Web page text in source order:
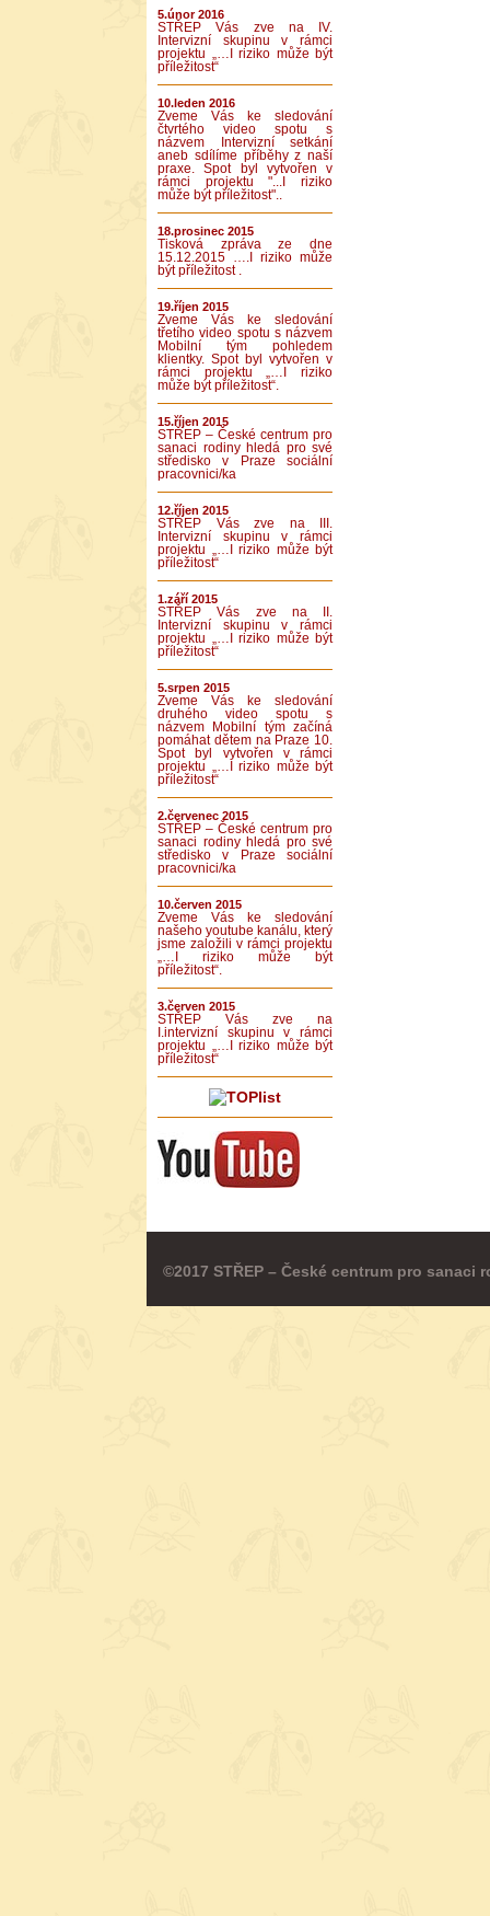
5.únor 2016
STŘEP Vás zve na IV.
Intervizní skupinu v rámci
projektu „…I riziko může být
příležitost“
10.leden 2016
Zveme Vás ke sledování
čtvrtého video spotu s
názvem Intervizní setkání
aneb sdílíme příběhy z naší
praxe. Spot byl vytvořen v
rámci projektu "...I riziko
může být příležitost"..
18.prosinec 2015
Tisková zpráva ze dne
15.12.2015 ….I riziko může
být příležitost .
19.říjen 2015
Zveme Vás ke sledování
třetího video spotu s názvem
Mobilní tým pohledem
klientky. Spot byl vytvořen v
rámci projektu „…I riziko
může být příležitost“.
15.říjen 2015
STŘEP – České centrum pro
sanaci rodiny hledá pro své
středisko v Praze sociální
pracovnici/ka
12.říjen 2015
STŘEP Vás zve na III.
Intervizní skupinu v rámci
projektu „…I riziko může být
příležitost“
1.září 2015
STŘEP Vás zve na II.
Intervizní skupinu v rámci
projektu „…I riziko může být
příležitost“
5.srpen 2015
Zveme Vás ke sledování
druhého video spotu s
názvem Mobilní tým začíná
pomáhat dětem na Praze 10.
Spot byl vytvořen v rámci
projektu „…I riziko může být
příležitost“
2.červenec 2015
STŘEP – České centrum pro
sanaci rodiny hledá pro své
středisko v Praze sociální
pracovnici/ka
10.červen 2015
Zveme Vás ke sledování
našeho youtube kanálu, který
jsme založili v rámci projektu
„…I riziko může být
příležitost“.
3.červen 2015
STŘEP Vás zve na
I.intervizní skupinu v rámci
projektu „…I riziko může být
příležitost“
©2017 STŘEP – České centrum pro sanaci